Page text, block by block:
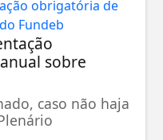
sobre
caso não haja